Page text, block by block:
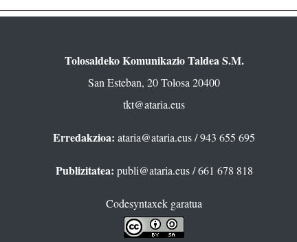
Tolosaldeko Komunikazio Taldea S.M.
San Esteban, 20 Tolosa 20400
tkt@ataria.eus
Erredakzioa: ataria@ataria.eus/ 943 655 695
Publizitatea: publi@ataria.eus/ 661 678 818
Codesyntaxek garatua